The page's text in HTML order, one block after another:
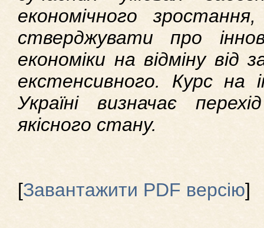
економічного
стверджувати про
економіки на відміну від
екстенсивного. Курс на
Україні визначає
якісного стану.
[Завантажити PDF версію]